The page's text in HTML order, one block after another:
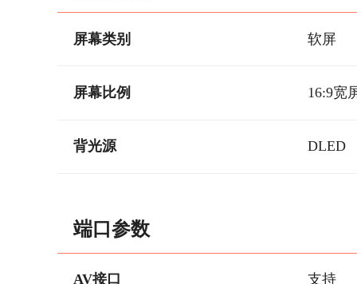
屏幕类别 软屏
屏幕比例 16:9宽
背光源 DLED
端口参数
AV接口 支持